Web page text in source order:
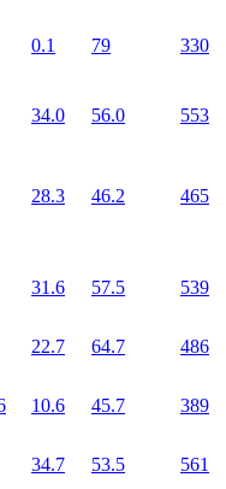
0.1 79 330
34.0 56.0
553
28.3 46.2 465
31.6 57.5 539
22.7 64.7
486
10.6 45.7 389
34.7 53.5
561